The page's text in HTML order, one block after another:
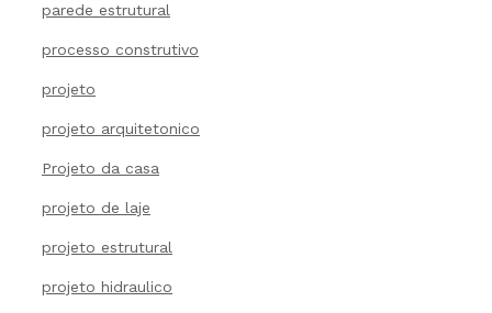
parede estrutural
processo construtivo
projeto
projeto arquitetonico
Projeto da casa
projeto de laje
projeto estrutural
projeto hidraulico